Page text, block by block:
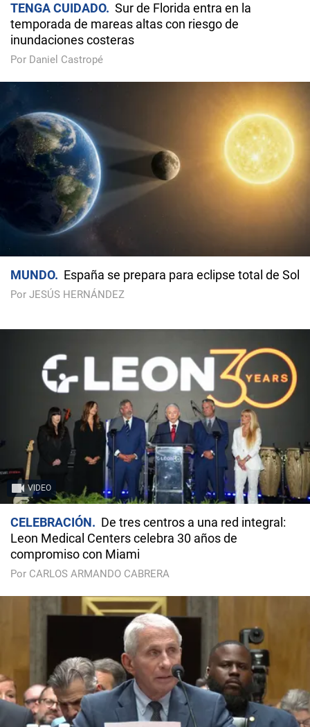
TENGA CUIDADO
Sur de Florida entra en la
temporada de mareas altas con riesgo de
inundaciones costeras
Por Daniel Castropé
MUNDO España se prepara para eclipse total de Sol
Por JESÚS HERNÁNDEZ
VIDEO
CELEBRACIÓN
De tres centros a una red integral:
Leon Medical Centers celebra 30 años de
compromiso con Miami
Por CARLOS ARMANDO CABRERA